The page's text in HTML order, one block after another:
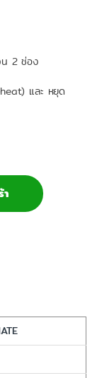
2 ช่อง
และ หยุด
า